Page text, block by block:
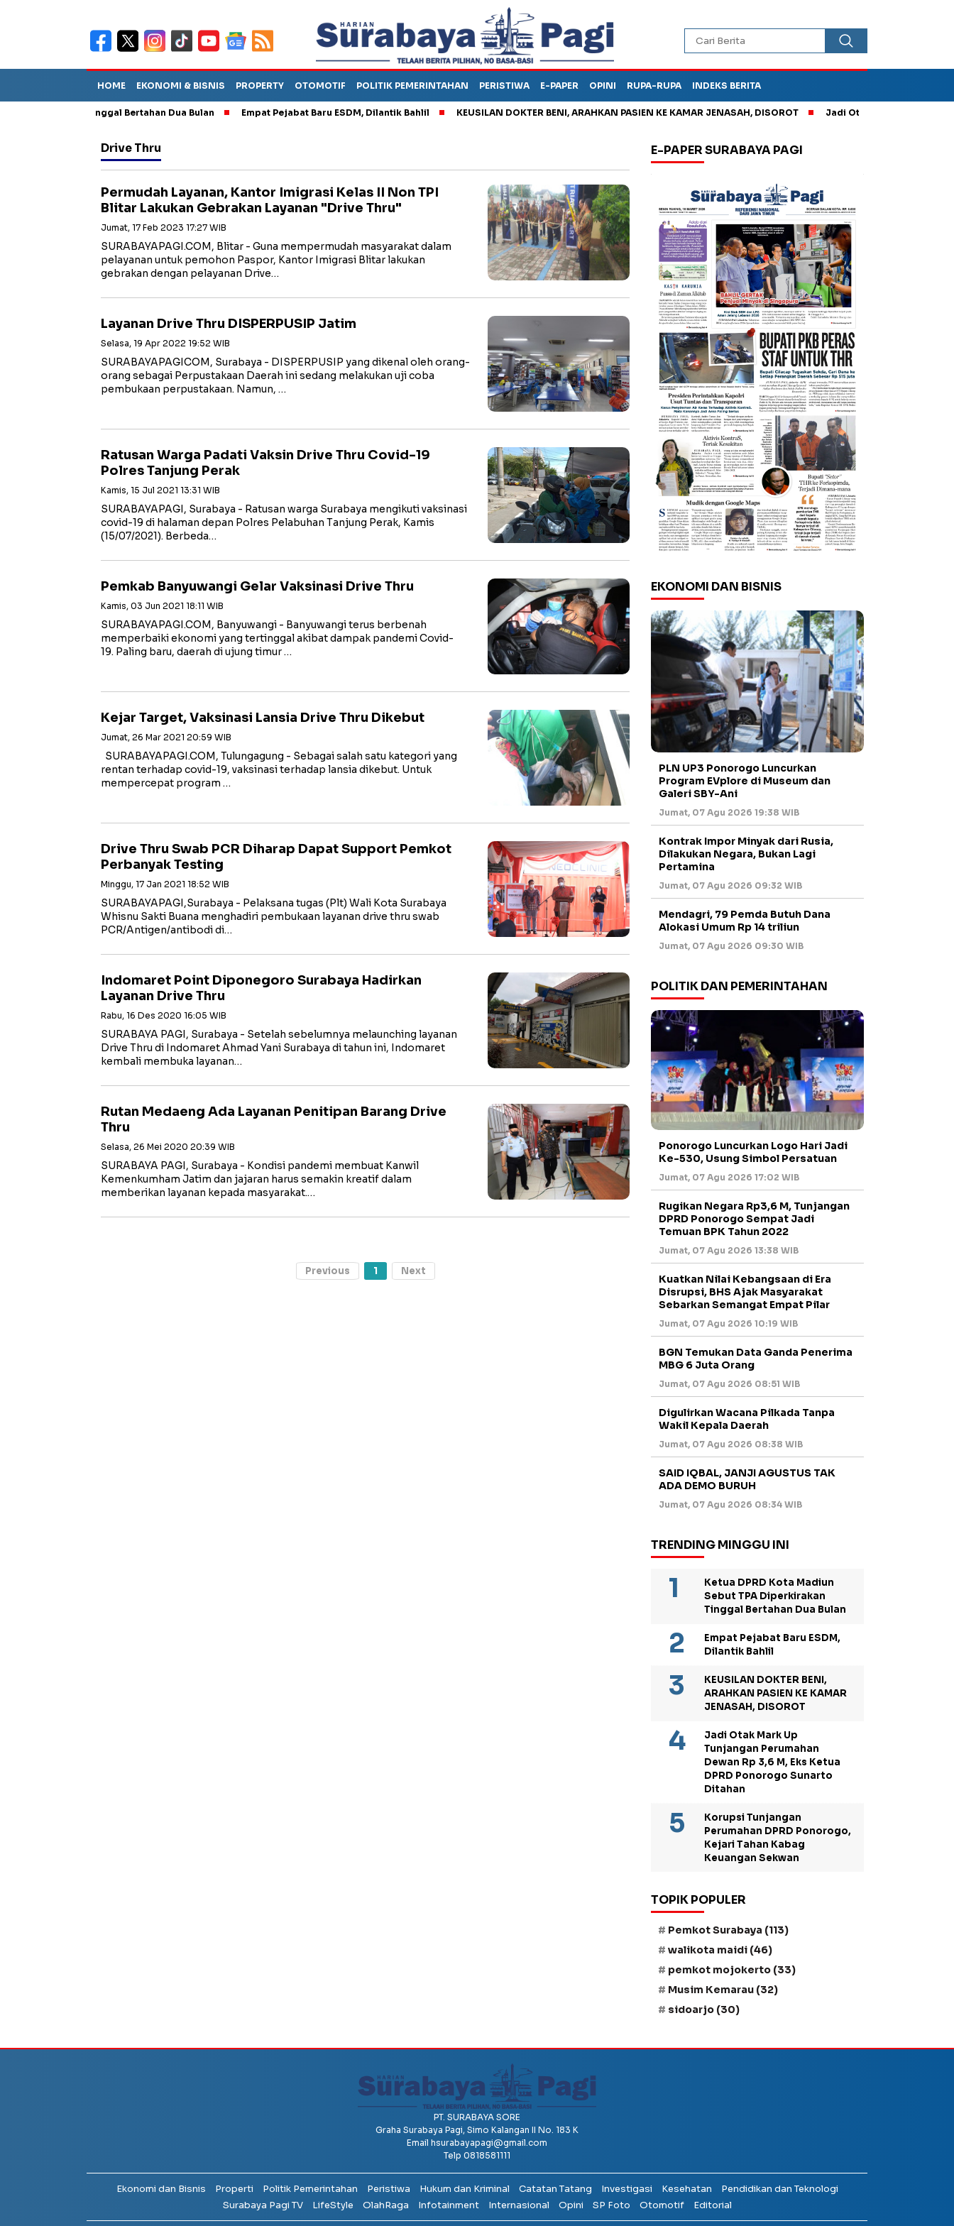
HOME EKONOMI & BISNIS PROPERTY OTOMOTIF POLITIK PEMERINTAHAN PERISTIWA E-PAPER OPINI RUPA-RUPA INDEKS BERITA
Tinggal Bertahan Dua Bulan Empat Pejabat Baru ESDM, Dilantik Bahlil KEUSILAN DOKTER BENI, ARAHKAN PASIEN KE KAMAR JENASAH, DISOROT Jadi Otak Mark Up Tunjangan
Drive Thru
Permudah Layanan, Kantor Imigrasi Kelas II Non TPI
Blitar Lakukan Gebrakan Layanan "Drive Thru"
Jumat, 17 Feb 2023 17:27 WIB
SURABAYAPAGI.COM, Blitar - Guna mempermudah masyarakat dalam
pelayanan untuk pemohon Paspor, Kantor Imigrasi Blitar lakukan
gebrakan dengan pelayanan Drive…
Layanan Drive Thru DISPERPUSIP Jatim
Selasa, 19 Apr 2022 19:52 WIB
SURABAYAPAGICOM, Surabaya - DISPERPUSIP yang dikenal oleh orang-
orang sebagai Perpustakaan Daerah ini sedang melakukan uji coba
pembukaan perpustakaan. Namun, …
Ratusan Warga Padati Vaksin Drive Thru Covid-19
Polres Tanjung Perak
Kamis, 15 Jul 2021 13:31 WIB
SURABAYAPAGI, Surabaya - Ratusan warga Surabaya mengikuti vaksinasi
covid-19 di halaman depan Polres Pelabuhan Tanjung Perak, Kamis
(15/07/2021). Berbeda…
Pemkab Banyuwangi Gelar Vaksinasi Drive Thru
Kamis, 03 Jun 2021 18:11 WIB
SURABAYAPAGI.COM, Banyuwangi - Banyuwangi terus berbenah
memperbaiki ekonomi yang tertinggal akibat dampak pandemi Covid-
19. Paling baru, daerah di ujung timur …
Kejar Target, Vaksinasi Lansia Drive Thru Dikebut
Jumat, 26 Mar 2021 20:59 WIB
SURABAYAPAGI.COM, Tulungagung - Sebagai salah satu kategori yang
rentan terhadap covid-19, vaksinasi terhadap lansia dikebut. Untuk
mempercepat program …
Drive Thru Swab PCR Diharap Dapat Support Pemkot
Perbanyak Testing
Minggu, 17 Jan 2021 18:52 WIB
SURABAYAPAGI,Surabaya - Pelaksana tugas (Plt) Wali Kota Surabaya
Whisnu Sakti Buana menghadiri pembukaan layanan drive thru swab
PCR/Antigen/antibodi di…
Indomaret Point Diponegoro Surabaya Hadirkan
Layanan Drive Thru
Rabu, 16 Des 2020 16:05 WIB
SURABAYA PAGI, Surabaya - Setelah sebelumnya melaunching layanan
Drive Thru di Indomaret Ahmad Yani Surabaya di tahun ini, Indomaret
kembali membuka layanan…
Rutan Medaeng Ada Layanan Penitipan Barang Drive
Thru
Selasa, 26 Mei 2020 20:39 WIB
SURABAYA PAGI, Surabaya - Kondisi pandemi membuat Kanwil
Kemenkumham Jatim dan jajaran harus semakin kreatif dalam
memberikan layanan kepada masyarakat.…
Previous 1 Next
E-PAPER SURABAYA PAGI
EKONOMI DAN BISNIS
PLN UP3 Ponorogo Luncurkan
Program EVplore di Museum dan
Galeri SBY-Ani
Jumat, 07 Agu 2026 19:38 WIB
Kontrak Impor Minyak dari Rusia,
Dilakukan Negara, Bukan Lagi
Pertamina
Jumat, 07 Agu 2026 09:32 WIB
Mendagri, 79 Pemda Butuh Dana
Alokasi Umum Rp 14 triliun
Jumat, 07 Agu 2026 09:30 WIB
POLITIK DAN PEMERINTAHAN
Ponorogo Luncurkan Logo Hari Jadi
Ke-530, Usung Simbol Persatuan
Jumat, 07 Agu 2026 17:02 WIB
Rugikan Negara Rp3,6 M, Tunjangan
DPRD Ponorogo Sempat Jadi
Temuan BPK Tahun 2022
Jumat, 07 Agu 2026 13:38 WIB
Kuatkan Nilai Kebangsaan di Era
Disrupsi, BHS Ajak Masyarakat
Sebarkan Semangat Empat Pilar
Jumat, 07 Agu 2026 10:19 WIB
BGN Temukan Data Ganda Penerima
MBG 6 Juta Orang
Jumat, 07 Agu 2026 08:51 WIB
Digulirkan Wacana Pilkada Tanpa
Wakil Kepala Daerah
Jumat, 07 Agu 2026 08:38 WIB
SAID IQBAL, JANJI AGUSTUS TAK
ADA DEMO BURUH
Jumat, 07 Agu 2026 08:34 WIB
TRENDING MINGGU INI
Ketua DPRD Kota Madiun
Sebut TPA Diperkirakan
Tinggal Bertahan Dua Bulan
Empat Pejabat Baru ESDM,
Dilantik Bahlil
KEUSILAN DOKTER BENI,
ARAHKAN PASIEN KE KAMAR
JENASAH, DISOROT
Jadi Otak Mark Up
Tunjangan Perumahan
Dewan Rp 3,6 M, Eks Ketua
DPRD Ponorogo Sunarto
Ditahan
Korupsi Tunjangan
Perumahan DPRD Ponorogo,
Kejari Tahan Kabag
Keuangan Sekwan
TOPIK POPULER
Pemkot Surabaya (113)
walikota maidi (46)
pemkot mojokerto (33)
Musim Kemarau (32)
sidoarjo (30)
PT. SURABAYA SORE
Graha Surabaya Pagi, Simo Kalangan II No. 183 K
Email hsurabayapagi@gmail.com
Telp 0818581111
Ekonomi dan Bisnis Properti Politik Pemerintahan Peristiwa Hukum dan Kriminal Catatan Tatang Investigasi Kesehatan
Pendidikan dan Teknologi
Surabaya Pagi TV
LifeStyle OlahRaga Infotainment Internasional Opini SP Foto Otomotif Editorial